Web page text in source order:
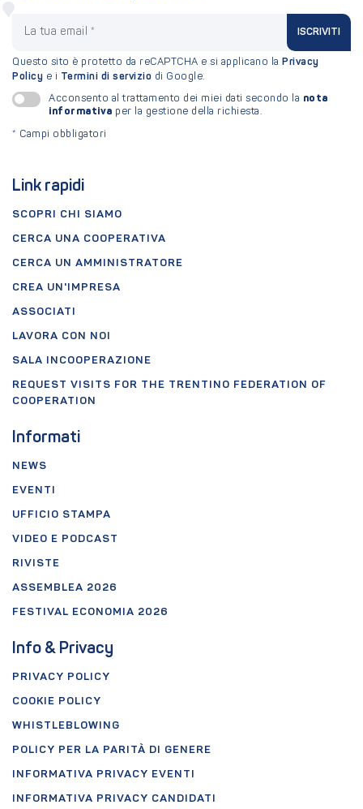
Link rapidi
SCOPRI CHI SIAMO
CERCA UNA COOPERATIVA
CERCA UN AMMINISTRATORE
CREA UN'IMPRESA
ASSOCIATI
LAVORA CON NOI
SALA INCOOPERAZIONE
REQUEST VISITS FOR THE TRENTINO FEDERATION OF
COOPERATION
Informati
NEWS
EVENTI
UFFICIO STAMPA
VIDEO E PODCAST
RIVISTE
ASSEMBLEA 2026
FESTIVAL ECONOMIA 2026
Info & Privacy
PRIVACY POLICY
COOKIE POLICY
WHISTLEBLOWING
POLICY PER LA PARITÀ DI GENERE
INFORMATIVA PRIVACY EVENTI
INFORMATIVA PRIVACY CANDIDATI
ISCRIVITI
Questo sito è protetto da reCAPTCHA e si applicano la Privacy
Policy e i Termini di servizio di Google.
Acconsento al trattamento dei miei dati secondo la nota
informativa per la gestione della richiesta.
* Campi obbligatori